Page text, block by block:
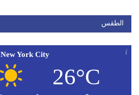
الطقس
New York City
26°C